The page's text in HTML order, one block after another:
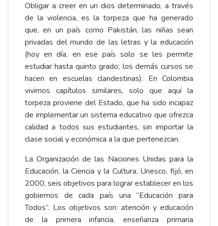
Obligar a creer en un dios determinado, a través
de la violencia, es la torpeza que ha generado
que, en un país como Pakistán, las niñas sean
privadas del mundo de las letras y la educación
(hoy en día, en ese país solo se les permite
estudiar hasta quinto grado; los demás cursos se
hacen en escuelas clandestinas). En Colombia
vivimos capítulos similares, solo que aquí la
torpeza proviene del Estado, que ha sido incapaz
de implementar un sistema educativo que ofrezca
calidad a todos sus estudiantes, sin importar la
clase social y económica a la que pertenezcan.
La Organización de las Naciones Unidas para la
Educación, la Ciencia y la Cultura, Unesco, fijó, en
2000, seis objetivos para lograr establecer en los
gobiernos de cada país una “Educación para
Todos”. Los objetivos son: atención y educación
de la primera infancia, enseñanza primaria